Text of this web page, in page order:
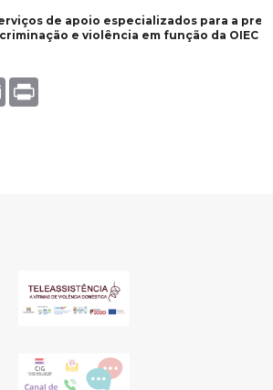
de apoio especializados para a
e violência em função da OIEC
Email